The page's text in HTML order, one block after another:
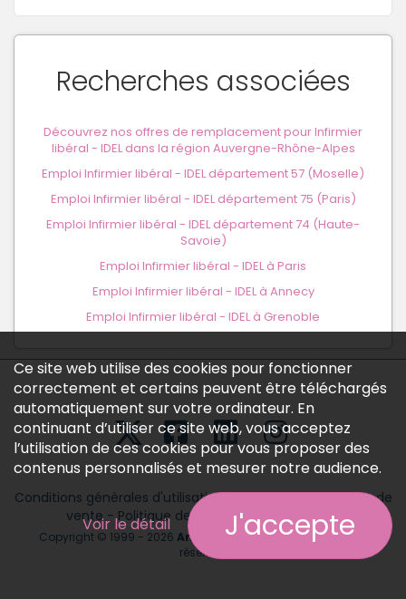
Recherches associées
Découvrez nos offres de remplacement pour Infirmier
libéral - IDEL dans la région Auvergne-Rhône-Alpes
Emploi Infirmier libéral - IDEL département 57 (Moselle)
Emploi Infirmier libéral - IDEL département 75 (Paris)
Emploi Infirmier libéral - IDEL département 74 (Haute-
Savoie)
Emploi Infirmier libéral - IDEL à Paris
Emploi Infirmier libéral - IDEL à Annecy
Emploi Infirmier libéral - IDEL à Grenoble
Conditions générales d'utilisation-Conditions générales de
vente -Politique des données personnelles
Copyright © 1999 - 2026 Annonces médicalestous droits
réservés.
Ce site web utilise des cookies pour fonctionner
correctement et certains peuvent être téléchargés
automatiquement sur votre ordinateur. En
continuant d’utiliser ce site web, vous acceptez
l’utilisation de ces cookies pour vous proposer des
contenus personnalisés et mesurer notre audience.
Voir le détail J'accepte